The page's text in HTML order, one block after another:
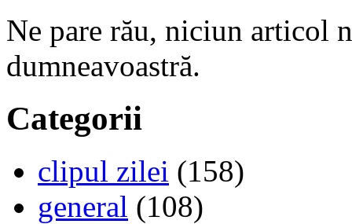
Ne pare rău, niciun articol
dumneavoastră.
Categorii
clipul zilei (158)
general (108)